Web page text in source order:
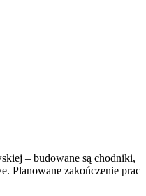
– budowane są chodniki,
Planowane zakończenie prac